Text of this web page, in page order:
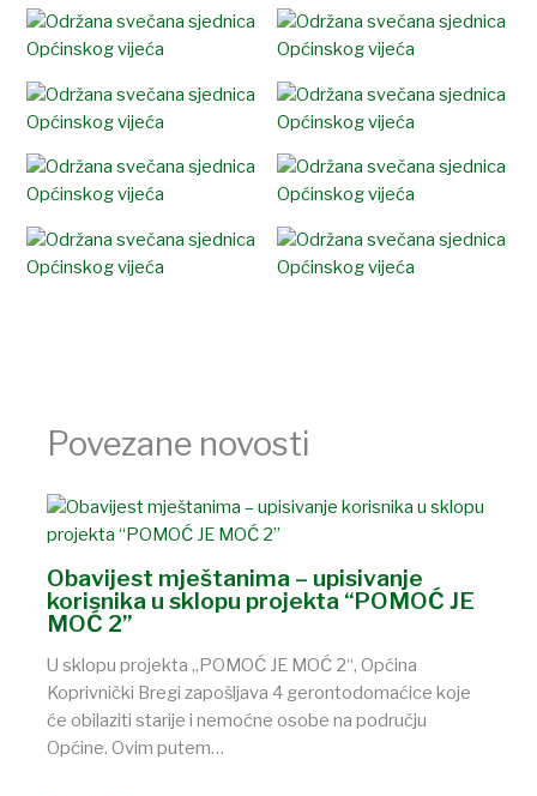
Povezane novosti
Obavijest mještanima – upisivanje
korisnika u sklopu projekta “POMOĆ JE
MOĆ 2”
U sklopu projekta „POMOĆ JE MOĆ 2“, Općina
Koprivnički Bregi zapošljava 4 gerontodomaćice koje
će obilaziti starije i nemoćne osobe na području
Općine. Ovim putem…